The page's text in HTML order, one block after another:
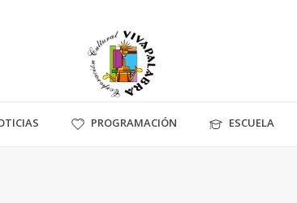
PROGRAMACIÓN ESCUELA